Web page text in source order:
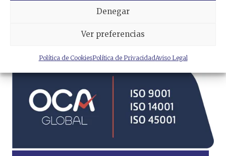
Denegar
Ver preferencias
Política de CookiesPolítica de PrivacidadAviso Legal
He leído y acepto lapolítica